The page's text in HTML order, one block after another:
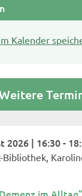
Kalender
2026 | 16:30 -
Bibliothek,